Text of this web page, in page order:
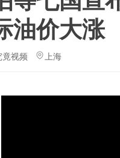
油价大涨
竟视频 上海